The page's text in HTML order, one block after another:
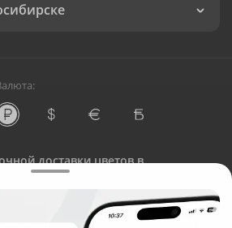
доставки цветов в
ответственностью «Технология»